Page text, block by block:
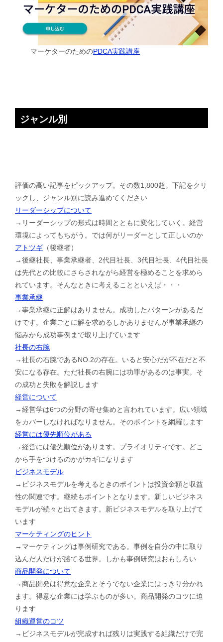
マーケターのためのPDCA実践講座
ジャンル別
評価の高い記事をピックアップ。その数1,800超。下記をクリ
ックし、ジャンル別に読み進めてください
リーダーシップについて
→リーダーシップの形式は時間とともに変化していく。経営
環境によってもちがう。では何がリーダーとして正しいのか
アトツギ （後継者）
→後継社長、事業承継者、2代目社長、3代目社長、4代目社長
は先代との比較にさらされながら経営を極めることを求めら
れています。そんなときに考えることといえば・・・
事業承継
→事業承継に正解はありません。成功したパターンがあるだ
けです。企業ごとに解を求めるしかありませんが事業承継の
悩みから成功事例まで取り上げています
社長の右腕
→社長の右腕であるNO.2の存在。いると安心だが不在だと不
安になる存在。ただ社長の右腕には功罪があるのは事実。そ
の成功と失敗を解説します
経営について
→経営学は6つの分野の寄せ集めと言われています。広い領域
をカバーしなければなりません。そのポイントを網羅します
経営には優先順位がある
→経営には優先順位があります。プライオリティです。どこ
から手をつけるのかがカギになります
ビジネスモデル
→ビジネスモデルを考えるときのポイントは投資金額と収益
性の関連です。継続もポイントとなります。新しいビジネス
モデルが続々と出てきます。新ビジネスモデルを取り上げて
います
マーケティングのヒント
→マーケティングは事例研究である。事例を自分の中に取り
込んだ人だけが勝てる世界。しかも事例研究はおもしろい
商品開発について
→商品開発は得意な企業とそうでない企業にはっきり分かれ
ます。得意な企業には学ぶものが多い。商品開発のコツに迫
ります
組織運営のコツ
→ビジネスモデルが完成すれば残りは実践する組織だけで完